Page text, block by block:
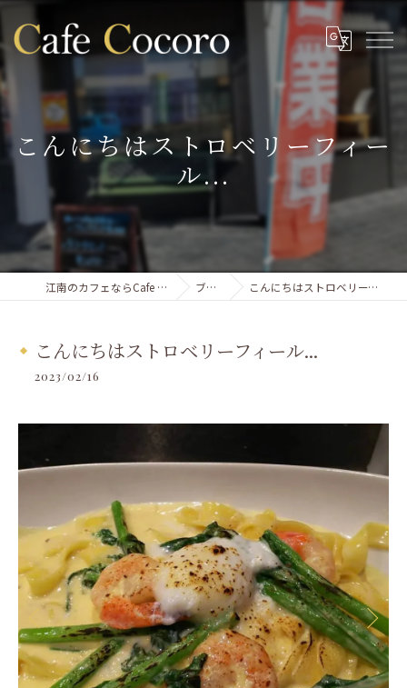
こんにちはストロベリーフィー
ル...
江南のカフェならCafe Cocoro ブログ こんにちはストロベリーフィール...
こんにちはストロベリーフィール...
2023/02/16